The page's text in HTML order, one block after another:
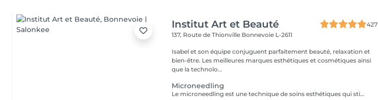
Institut Art et Beauté
427
137, Route de Thionville Bonnevoie L-2611
Isabel et son équipe conjuguent parfaitement beauté, relaxation et
bien-être. Les meilleures marques esthétiques et cosmétiques ainsi
que la technolo...
Microneedling
Le microneedling est une technique de soins esthétiques qui stimule naturellement la production de collagène et d'élastine. Améliorer la texture de la peau Réduire les pores dilatés Atténuer les ridules Diminuer les cicatrices d'acné ou les taches pigmentaires Une technique douce et efficace, adaptée à tous les types de peau. Utilisation de sérums professionnels pour un résultat optimal Conseil personnalisé avant chaque séance. Offrez à votre peau un teint plus lisse, uniforme et lumineux